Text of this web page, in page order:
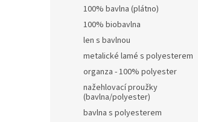
100% bavlna (plátno)
100% biobavlna
len s bavlnou
metalické lamé s polyesterem
organza - 100% polyester
nažehlovací proužky
(bavlna/polyester)
bavlna s polyesterem